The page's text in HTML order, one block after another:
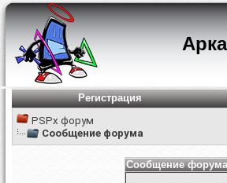
Регистрация
PSPx форум
Сообщение форума
Сообщение форума